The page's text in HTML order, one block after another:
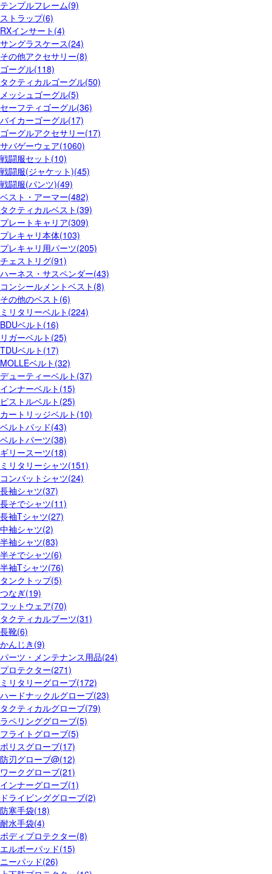
テンプルフレーム(9)
ストラップ(6)
RXインサート(4)
サングラスケース(24)
その他アクセサリー(8)
ゴーグル(118)
タクティカルゴーグル(50)
メッシュゴーグル(5)
セーフティゴーグル(36)
バイカーゴーグル(17)
ゴーグルアクセサリー(17)
サバゲーウェア(1060)
戦闘服セット(10)
戦闘服(ジャケット)(45)
戦闘服(パンツ)(49)
ベスト・アーマー(482)
タクティカルベスト(39)
プレートキャリア(309)
プレキャリ本体(103)
プレキャリ用パーツ(205)
チェストリグ(91)
ハーネス・サスペンダー(43)
コンシールメントベスト(8)
その他のベスト(6)
ミリタリーベルト(224)
BDUベルト(16)
リガーベルト(25)
TDUベルト(17)
MOLLEベルト(32)
デューティーベルト(37)
インナーベルト(15)
ピストルベルト(25)
カートリッジベルト(10)
ベルトパッド(43)
ベルトパーツ(38)
ギリースーツ(18)
ミリタリーシャツ(151)
コンバットシャツ(24)
長袖シャツ(37)
長そでシャツ(11)
長袖Tシャツ(27)
中袖シャツ(2)
半袖シャツ(83)
半そでシャツ(6)
半袖Tシャツ(76)
タンクトップ(5)
つなぎ(19)
フットウェア(70)
タクティカルブーツ(31)
長靴(6)
かんじき(9)
パーツ・メンテナンス用品(24)
プロテクター(271)
ミリタリーグローブ(172)
ハードナックルグローブ(23)
タクティカルグローブ(79)
ラペリンググローブ(5)
フライトグローブ(5)
ポリスグローブ(17)
防刃グローブ@(12)
ワークグローブ(21)
インナーグローブ(1)
ドライビンググローブ(2)
防寒手袋(18)
耐水手袋(4)
ボディプロテクター(8)
エルボーパッド(15)
ニーパッド(26)